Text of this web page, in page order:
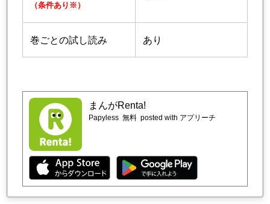
（条件あり※）
巻ごとの試し読み あり
まんがRenta!
Papyless 無料 posted with アプリーチ